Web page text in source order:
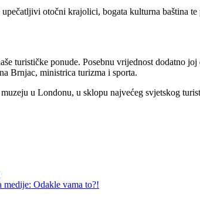
otočni krajolici, bogata kulturna
turističke ponude. Posebnu vrijednost dodatno
Brnjac, ministrica turizma i sporta.
u Londonu, u sklopu najvećeg svjetskog
Odakle vama to?!